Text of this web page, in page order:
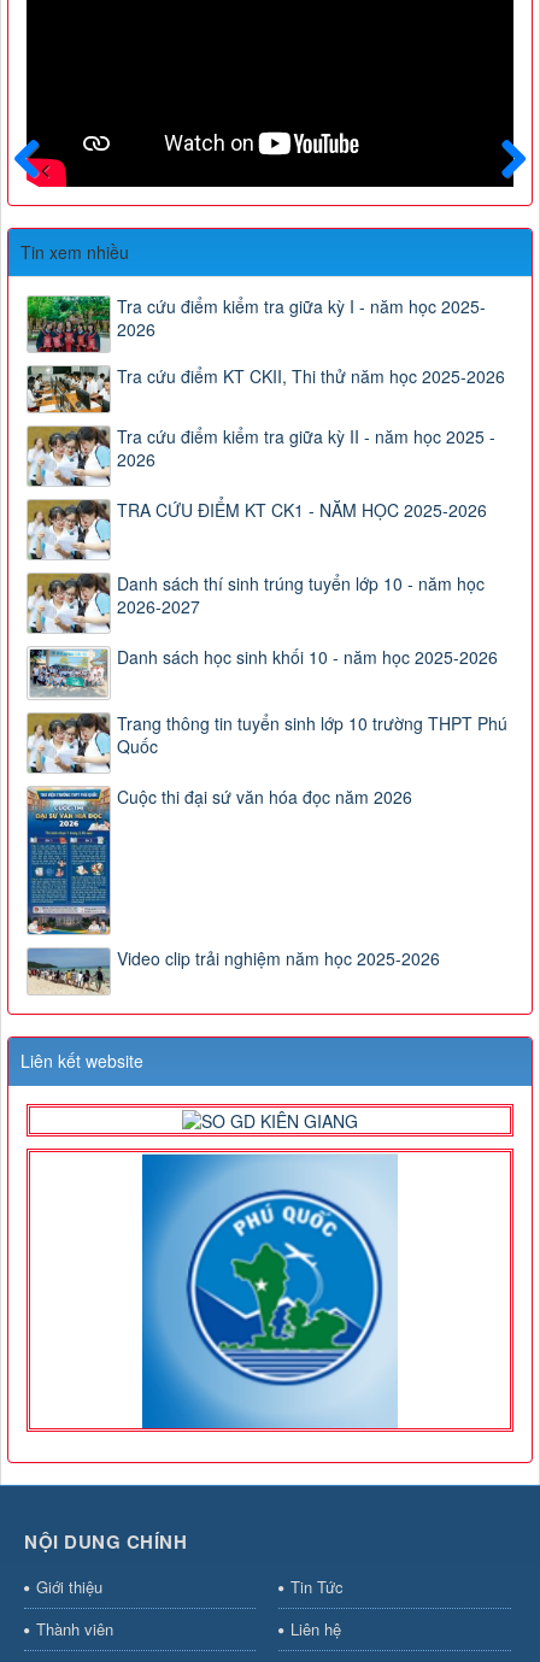
Sau
Trước
Tin xem nhiều
Tra cứu điểm kiểm tra giữa kỳ I - năm học 2025-
2026
Tra cứu điểm KT CKII, Thi thử năm học 2025-2026
Tra cứu điểm kiểm tra giữa kỳ II - năm học 2025 -
2026
TRA CỨU ĐIỂM KT CK1 - NĂM HỌC 2025-2026
Danh sách thí sinh trúng tuyển lớp 10 - năm học
2026-2027
Danh sách học sinh khối 10 - năm học 2025-2026
Trang thông tin tuyển sinh lớp 10 trường THPT Phú
Quốc
Cuộc thi đại sứ văn hóa đọc năm 2026
Video clip trải nghiệm năm học 2025-2026
Liên kết website
NỘI DUNG CHÍNH
Giới thiệu
Tin Tức
Thành viên
Liên hệ